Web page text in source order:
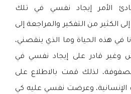
الأمر إيجاد نفسي في تلك
الكثير من التفكير والمراجعة إلى
في هذه الحياة وما الذي ينقصني،
قادر على إيجاد نفسي في
لذلك قمت بالاطلاع على
الإنسانية، وعرضت نفسي عليه كي